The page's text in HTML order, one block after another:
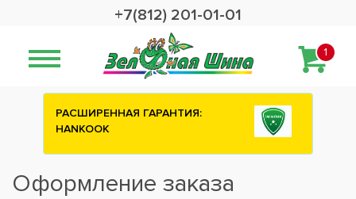
+7(812) 201-01-01
1
РАСШИРЕННАЯ ГАРАНТИЯ:
HANKOOK
Оформление заказа